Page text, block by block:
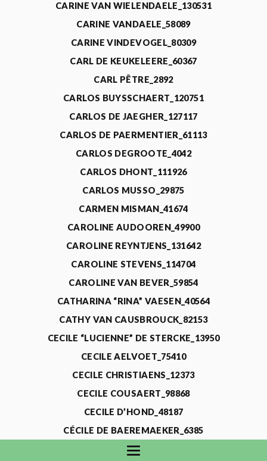
CARINE VAN WIELENDAELE_130531
CARINE VANDAELE_58089
CARINE VINDEVOGEL_80309
CARL DE KEUKELEERE_60367
CARL PÊTRE_2892
CARLOS BUYSSCHAERT_120751
CARLOS DE JAEGHER_127117
CARLOS DE PAERMENTIER_61113
CARLOS DEGROOTE_4042
CARLOS DHONT_111926
CARLOS MUSSO_29875
CARMEN MISMAN_41674
CAROLINE AUDOOREN_49900
CAROLINE REYNTJENS_131642
CAROLINE STEVENS_114704
CAROLINE VAN BEVER_59854
CATHARINA “RINA” VAESEN_40564
CATHY VAN CAUSBROUCK_82153
CECILE “LUCIENNE” DE STERCKE_13950
CECILE AELVOET_75410
CECILE CHRISTIAENS_12373
CECILE COUSAERT_98868
CECILE D’HOND_48187
CÉCILE DE BAEREMAEKER_6385
CECILE DE WAELE_4731